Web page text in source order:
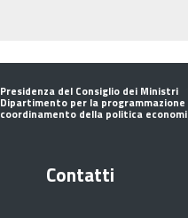
Presidenza del Consiglio dei Ministri
Dipartimento per la programmazione
coordinamento della politica
Contatti